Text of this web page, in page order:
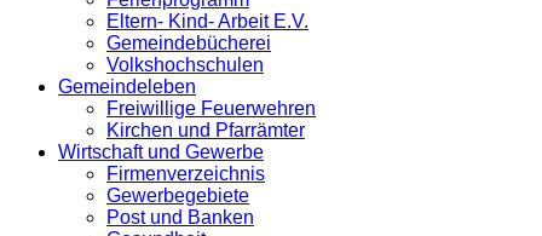
Eltern- Kind- Arbeit E.V.
Gemeindebücherei
Volkshochschulen
Gemeindeleben
Freiwillige Feuerwehren
Kirchen und Pfarrämter
Wirtschaft und Gewerbe
Firmenverzeichnis
Gewerbegebiete
Post und Banken